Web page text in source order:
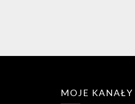
MOJE KANAŁY